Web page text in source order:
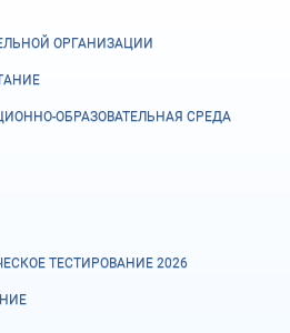
ОРГАНИЗАЦИИ
ОБРАЗОВАТЕЛЬНАЯ СРЕДА
ТЕСТИРОВАНИЕ 2026